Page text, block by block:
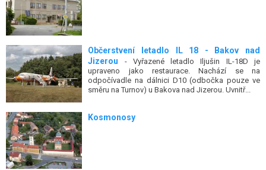
Občerstvení letadlo IL 18 - Bakov nad
Jizerou - Vyřazené letadlo Iljušin IL-18D je
upraveno jako restaurace. Nachází se na
odpočívadle na dálnici D10 (odbočka pouze ve
směru na Turnov) u Bakova nad Jizerou. Uvnitř...
Kosmonosy